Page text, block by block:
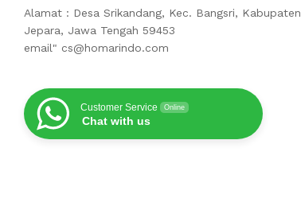
Alamat : Desa Srikandang, Kec. Bangsri, Kabupaten
Jepara, Jawa Tengah 59453
email" cs@homarindo.com
Customer Service Online
Chat with us